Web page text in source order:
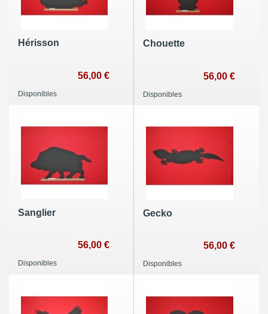
Hérisson
56,00 €
Disponibles
Chouette
56,00 €
Disponibles
Sanglier
56,00 €
Disponibles
Gecko
56,00 €
Disponibles